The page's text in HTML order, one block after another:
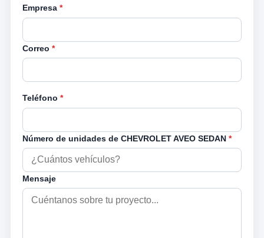
Empresa *
Correo *
Teléfono *
Número de unidades de CHEVROLET AVEO SEDAN *
Mensaje